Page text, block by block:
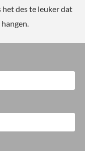
het des te leuker dat